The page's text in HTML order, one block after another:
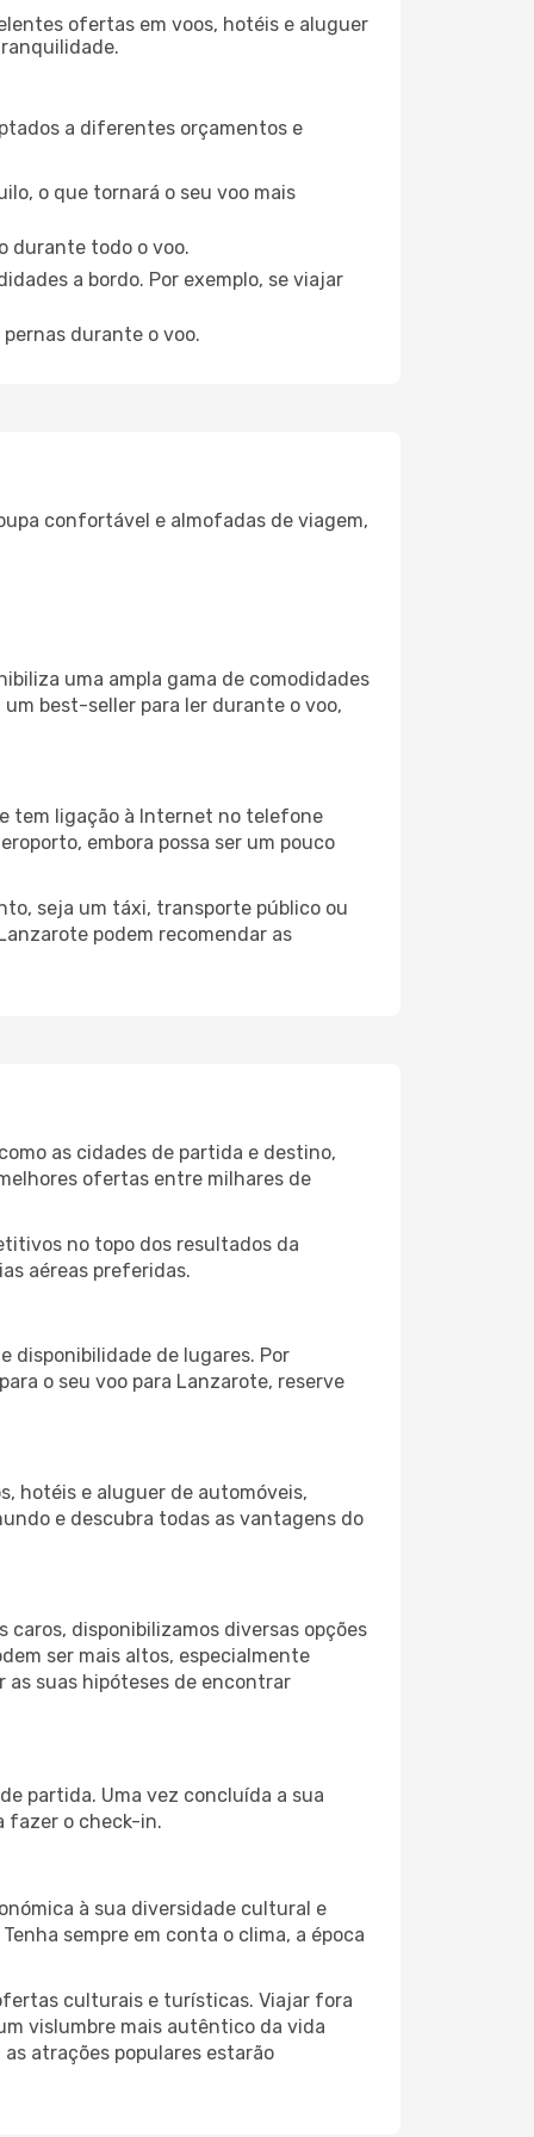
ofertas em voos, hotéis e aluguer
a diferentes orçamentos e
o que tornará o seu voo mais
durante todo o voo.
a bordo. Por exemplo, se viajar
durante o voo.
confortável e almofadas de viagem,
uma ampla gama de comodidades
best-seller para ler durante o voo,
tem ligação à Internet no telefone
embora possa ser um pouco
seja um táxi, transporte público ou
podem recomendar as
as cidades de partida e destino,
ofertas entre milhares de
no topo dos resultados da
aéreas preferidas.
disponibilidade de lugares. Por
o seu voo para Lanzarote, reserve
hotéis e aluguer de automóveis,
e descubra todas as vantagens do
caros, disponibilizamos diversas opções
ser mais altos, especialmente
as suas hipóteses de encontrar
partida. Uma vez concluída a sua
fazer o check-in.
à sua diversidade cultural e
sempre em conta o clima, a época
culturais e turísticas. Viajar fora
vislumbre mais autêntico da vida
atrações populares estarão